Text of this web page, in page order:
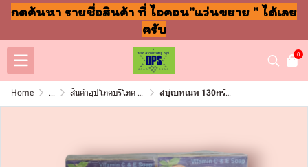
กดค้นหา รายชื่อสินค้า ที่ ไอคอน"แว่นขยาย " ได้เลย
ครับ
0
Home ... สินค้าอุปโภคบริโภค แชมพู สบู่ แปรงฟัน สบู่เบทเนท 130กรัม ส้มวิตามิน(แพ็ค12ก้อน)